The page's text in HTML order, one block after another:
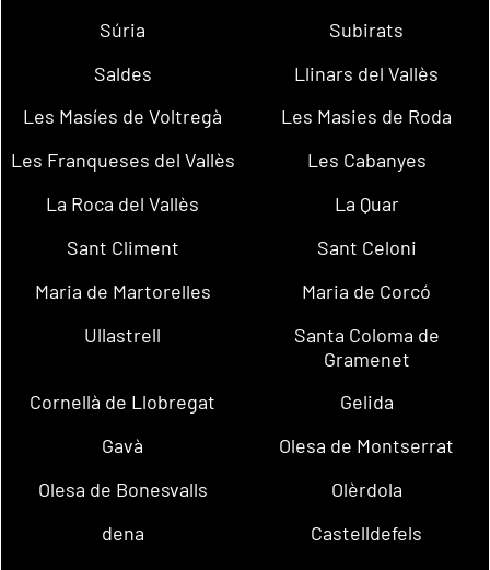
Súria
Subirats
Saldes
Llinars del Vallès
Les Masíes de Voltregà
Les Masies de Roda
Les Franqueses del Vallès
Les Cabanyes
La Roca del Vallès
La Quar
Sant Climent
Sant Celoni
Maria de Martorelles
Maria de Corcó
Ullastrell
Santa Coloma de
Gramenet
Cornellà de Llobregat
Gelida
Gavà
Olesa de Montserrat
Olesa de Bonesvalls
Olèrdola
dena
Castelldefels